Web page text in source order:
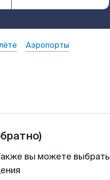
Аэропорты
вы можете выбрать